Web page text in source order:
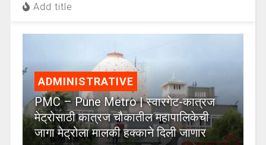
Add title
ADMINISTRATIVE
PMC – Pune Metro | स्वारगेट-कात्रज
मेट्रोसाठी कात्रज चौकातील महापालिकेची
जागा मेट्रोला मालकी हक्काने दिली जाणार